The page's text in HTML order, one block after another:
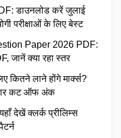
डाउनलोड करें जुलाई
परीक्षाओं के लिए बेस्ट
Paper 2026 PDF:
जानें क्या रहा स्तर
कितने लाने होंगे मार्क्स?
कट ऑफ अंक
देखें क्लर्क प्रीलिम्स